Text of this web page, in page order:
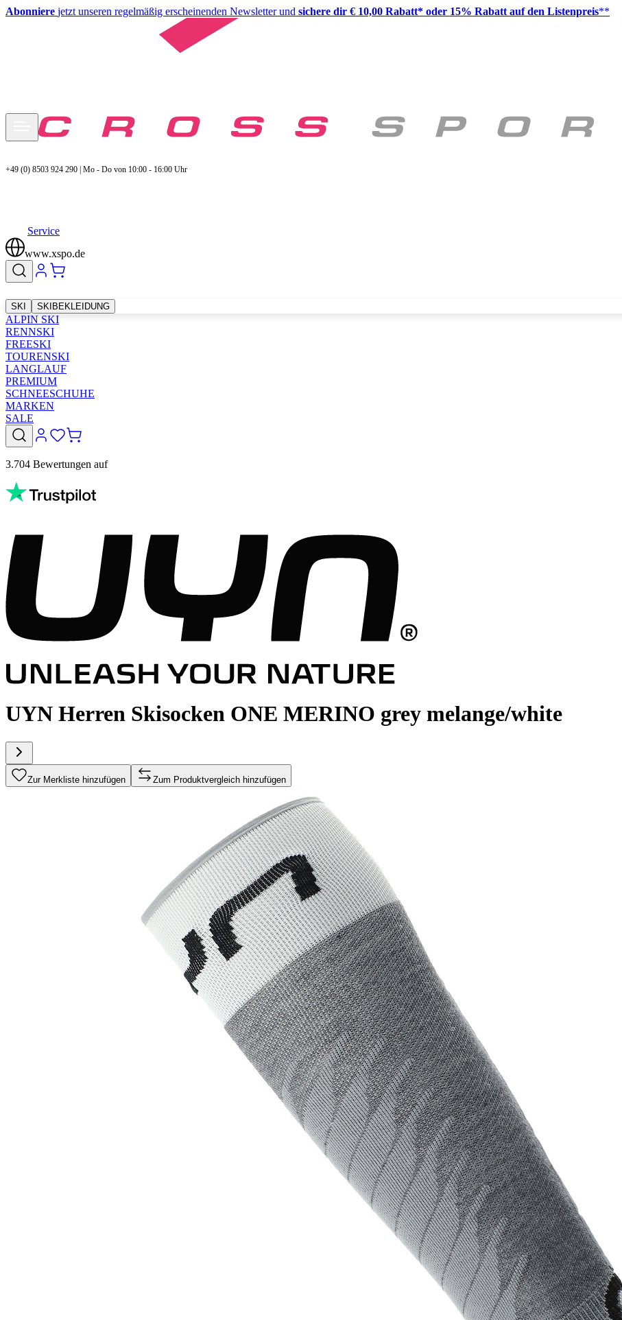
Abonniere jetzt unseren regelmäßig erscheinenden Newsletter und sichere dir € 10,00 Rabatt* oder 15% Rabatt auf den Listenpreis**
+49 (0) 8503 924 290 | Mo - Do von 10:00 - 16:00 Uhr
Service
www.xspo.de
SKI SKIBEKLEIDUNG
ALPIN SKI
RENNSKI
FREESKI
TOURENSKI
LANGLAUF
PREMIUM
SCHNEESCHUHE
MARKEN
SALE
3.704 Bewertungen auf
UYN Herren Skisocken ONE MERINO grey melange/white
Zur Merkliste hinzufügen Zum Produktvergleich hinzufügen